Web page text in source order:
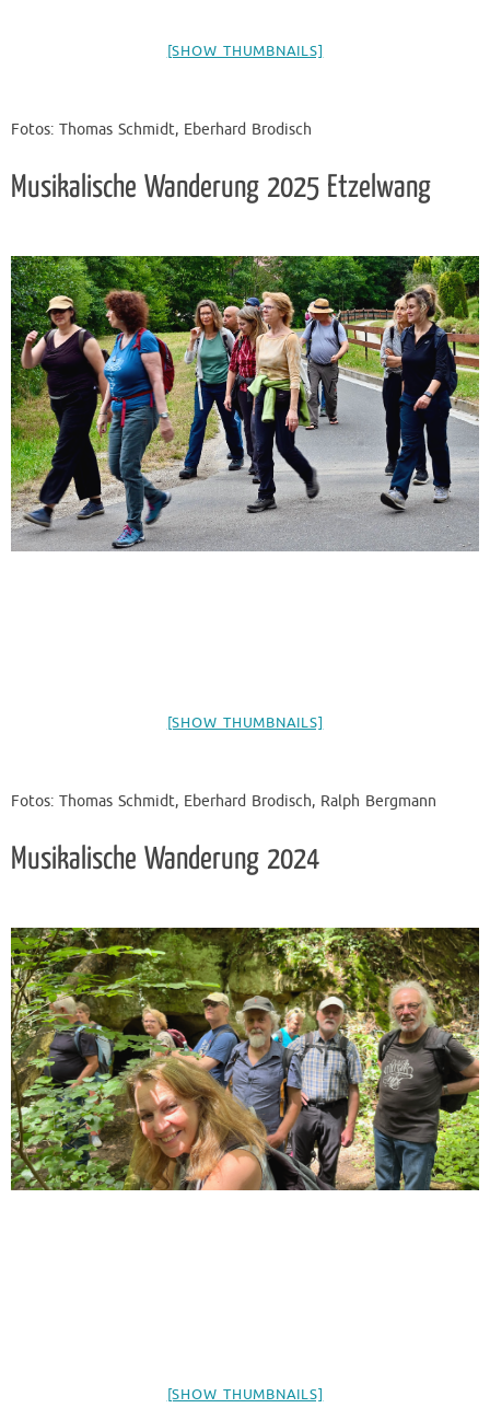
[SHOW THUMBNAILS]
Fotos: Thomas Schmidt, Eberhard Brodisch
Musikalische Wanderung 2025 Etzelwang
[SHOW THUMBNAILS]
Fotos: Thomas Schmidt, Eberhard Brodisch, Ralph Bergmann
Musikalische Wanderung 2024
[SHOW THUMBNAILS]